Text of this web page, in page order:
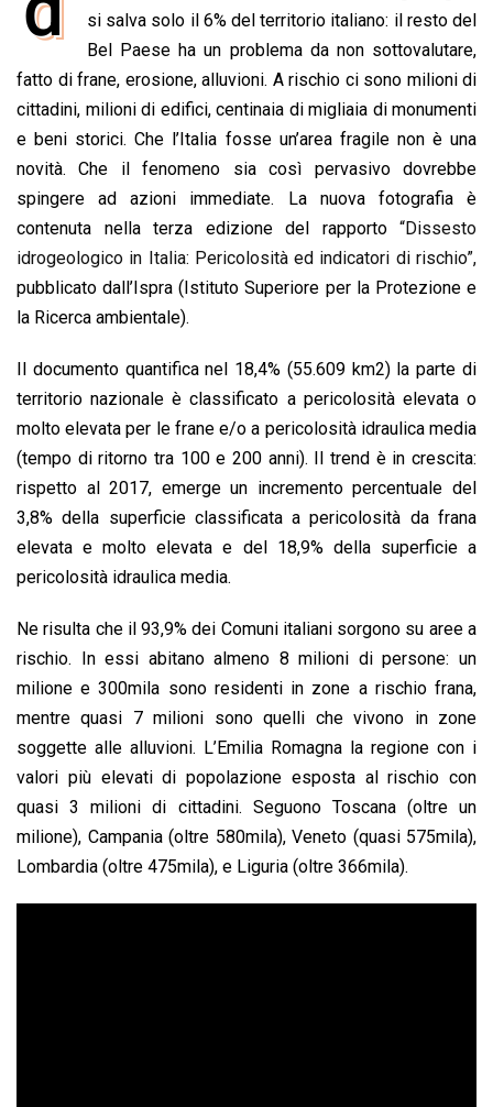
e
o
o
k
t
s
A
p
k
e
d
I
n
e
a
d
s
i
l
y
L
i
n
k
n
t
si salva solo il 6% del territorio italiano: il resto del
Bel Paese ha un problema da non sottovalutare,
fatto di frane, erosione, alluvioni. A rischio ci sono milioni di
cittadini, milioni di edifici, centinaia di migliaia di monumenti
e beni storici. Che l’Italia fosse un’area fragile non è una
novità. Che il fenomeno sia così pervasivo dovrebbe
spingere ad azioni immediate. La nuova fotografia è
contenuta nella terza edizione del rapporto “Dissesto
idrogeologico in Italia: Pericolosità ed indicatori di rischio”,
pubblicato dall’Ispra (Istituto Superiore per la Protezione e
la Ricerca ambientale).
Il documento quantifica nel 18,4% (55.609 km2) la parte di
territorio nazionale è classificato a pericolosità elevata o
molto elevata per le frane e/o a pericolosità idraulica media
(tempo di ritorno tra 100 e 200 anni). Il trend è in crescita:
rispetto al 2017, emerge un incremento percentuale del
3,8% della superficie classificata a pericolosità da frana
elevata e molto elevata e del 18,9% della superficie a
pericolosità idraulica media.
Ne risulta che il 93,9% dei Comuni italiani sorgono su aree a
rischio. In essi abitano almeno 8 milioni di persone: un
milione e 300mila sono residenti in zone a rischio frana,
mentre quasi 7 milioni sono quelli che vivono in zone
soggette alle alluvioni. L’Emilia Romagna la regione con i
valori più elevati di popolazione esposta al rischio con
quasi 3 milioni di cittadini. Seguono Toscana (oltre un
milione), Campania (oltre 580mila), Veneto (quasi 575mila),
Lombardia (oltre 475mila), e Liguria (oltre 366mila).